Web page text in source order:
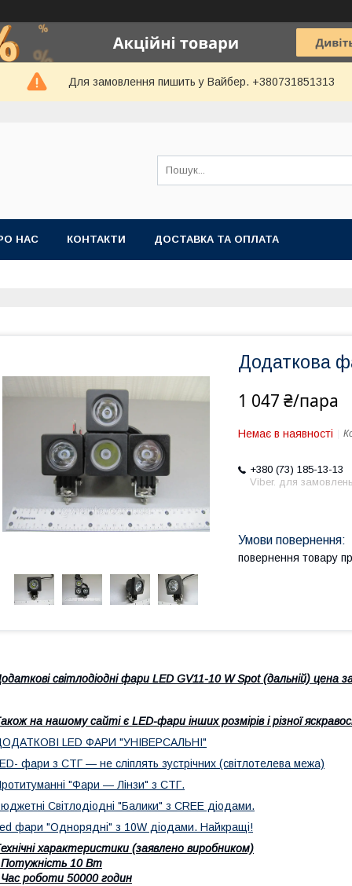
Для замовлення пишить у Вайбер. +380731851313
НАС КОНТАКТИ ДОСТАВКА ТА ОПЛАТА
Додаткова
1 047 ₴/пара
Немає в наявності
+380 (73) 185-13-13
Viber. для
повернення товару
світлодіодні фари LED GV11-10 W Spot (дальній) цена
на нашому сайті є LED-фари інших розмірів і різної
LED ФАРИ "УНІВЕРСАЛЬНІ"
фари з СТГ — не сліплять зустрічних (світлотелева межа)
"Фари — Лінзи" з СТГ.
Світлодіодні "Балики" з CREE діодами.
фари "Однорядні" з 10W діодами. Найкращі!
характеристики (заявлено виробником)
Потужність 10 Вт
Час роботи 50000 годин